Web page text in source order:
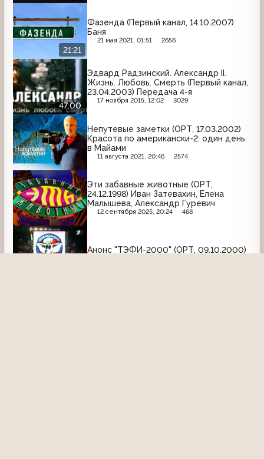
21:21
Фазенда (Первый канал, 14.10.2007)
Баня
21 мая 2021, 01:51 2656
47:00
Эдвард Радзинский. Александр II.
Жизнь. Любовь. Смерть (Первый канал,
23.04.2003) Передача 4-я
17 ноября 2015, 12:02 3029
Непутевые заметки (ОРТ, 17.03.2002)
Красота по американски-2: один день
в Майами
11 августа 2021, 20:46 2574
Эти забавные животные (ОРТ,
24.12.1998) Иван Затевахин, Елена
Малышева, Александр Гуревич
12 сентября 2025, 20:24 468
Анонс "ТЭФИ-2000" (ОРТ, 09.10.2000)